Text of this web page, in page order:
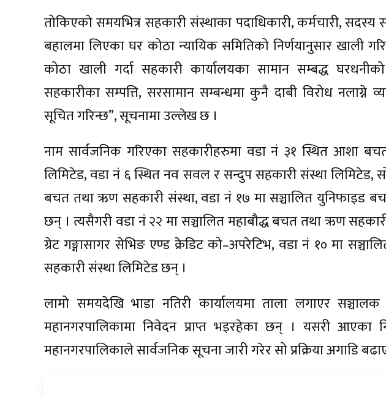
तोकिएको समयभित्र सहकारी संस्थाका पदाधिकारी, कर्मचारी,
बहालमा लिएका घर कोठा न्यायिक समितिको निर्णयानुसार खाली
कोठा खाली गर्दा सहकारी कार्यालयका सामान सम्बद्ध
सहकारीका सम्पत्ति, सरसामान सम्बन्धमा कुनै दाबी विरोध नलाग्ने
सूचित गरिन्छ”, सूचनामा उल्लेख छ ।
नाम सार्वजनिक गरिएका सहकारीहरुमा वडा नं ३१ स्थित आशा
लिमिटेड, वडा नं ६ स्थित नव सवल र सन्दुप सहकारी संस्था लिमिटेड,
बचत तथा ऋण सहकारी संस्था, वडा नं १७ मा सञ्चालित युनिफाइड
छन् । त्यसैगरी वडा नं २२ मा सञ्चालित महाबौद्ध बचत तथा ऋण
ग्रेट गङ्गासागर सेभिङ एण्ड क्रेडिट को–अपरेटिभ, वडा नं १० मा
सहकारी संस्था लिमिटेड छन् ।
लामो समयदेखि भाडा नतिरी कार्यालयमा ताला लगाएर
महानगरपालिकामा निवेदन प्राप्त भइरहेका छन् । यसरी आएका
महानगरपालिकाले सार्वजनिक सूचना जारी गरेर सो प्रक्रिया अगाडि